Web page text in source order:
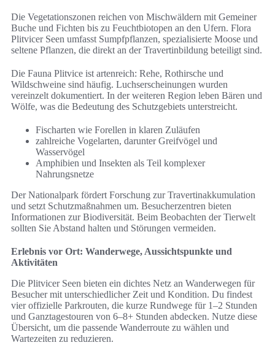
Die Vegetationszonen reichen von Mischwäldern mit Gemeiner
Buche und Fichten bis zu Feuchtbiotopen an den Ufern. Flora
Plitvicer Seen umfasst Sumpfpflanzen, spezialisierte Moose und
seltene Pflanzen, die direkt an der Travertinbildung beteiligt sind.
Die Fauna Plitvice ist artenreich: Rehe, Rothirsche und
Wildschweine sind häufig. Luchserscheinungen wurden
vereinzelt dokumentiert. In der weiteren Region leben Bären und
Wölfe, was die Bedeutung des Schutzgebiets unterstreicht.
Fischarten wie Forellen in klaren Zuläufen
zahlreiche Vogelarten, darunter Greifvögel und
Wasservögel
Amphibien und Insekten als Teil komplexer
Nahrungsnetze
Der Nationalpark fördert Forschung zur Travertinakkumulation
und setzt Schutzmaßnahmen um. Besucherzentren bieten
Informationen zur Biodiversität. Beim Beobachten der Tierwelt
sollten Sie Abstand halten und Störungen vermeiden.
Erlebnis vor Ort: Wanderwege, Aussichtspunkte und
Aktivitäten
Die Plitvicer Seen bieten ein dichtes Netz an Wanderwegen für
Besucher mit unterschiedlicher Zeit und Kondition. Du findest
vier offizielle Parkrouten, die kurze Rundwege für 1–2 Stunden
und Ganztagestouren von 6–8+ Stunden abdecken. Nutze diese
Übersicht, um die passende Wanderroute zu wählen und
Wartezeiten zu reduzieren.